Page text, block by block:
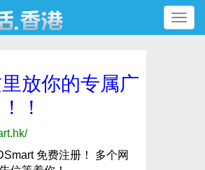
Toggle
navigation